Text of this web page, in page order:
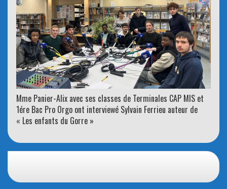
Mme Panier-Alix avec ses classes de Terminales CAP MIS et
1ére Bac Pro Orgo ont interviewé Sylvain Ferrieu auteur de
« Les enfants du Gorre »